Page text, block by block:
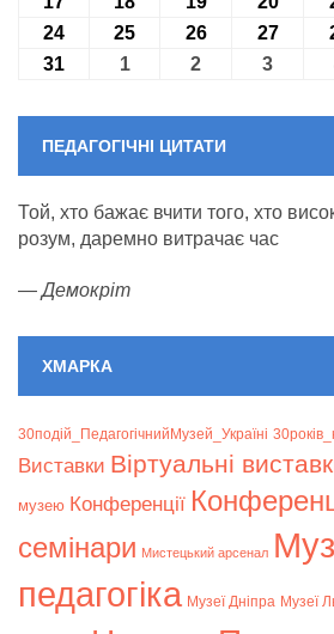
24 24.08.2026
25 25.08.2026
2626.08.2026
27
31 31.08.2026
101.09.2026
2 02.09.2026
3
ПЕДАГОГІЧНІ ЦИТАТИ
Той, хто бажає вчити того, хто
розум, даремно витрачає час
—Демокріт
ХМАРКА
30подій_ПедагогічнийМузей_Україні
Bиставки Віртуальні
музею Конференції
семінари Мистецький арсенал
педагогіка Музеї Дніпра Музеї